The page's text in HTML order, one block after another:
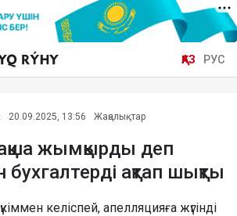
ҚАЗ РУС
20.09.2025, 13:56 Жаңалықтар
жымқырды деп
ақтап шықты
келіспей, апелляцияға жүгінді